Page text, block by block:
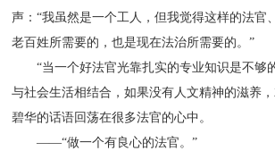
声：“我虽然是一个工人，但我觉得这样的法官
老百姓所需要的，也是现在法治所需要的。”
“当一个好法官光靠扎实的专业知识是不够
与社会生活相结合，如果没有人文精神的滋养
碧华的话语回荡在很多法官的心中。
——“做一个有良心的法官。”